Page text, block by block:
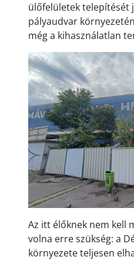
ülőfelületek telepítését
pályaudvar
még a kihasználatlan
Az itt élőknek nem kell
volna erre szükség: a
környezete teljesen